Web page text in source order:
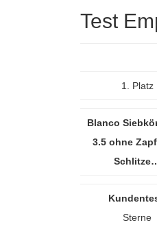
Test
1. Platz
Blanco
3.5 ohne
Sterne